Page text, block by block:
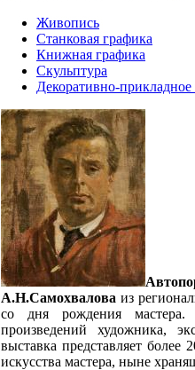
Живопись
Станковая графика
Книжная графика
Скульптура
Декоративно-прикладное
А.Н.Самохвалова из
со дня рождения мастера.
произведений художника,
выставка представляет
искусства мастера, ныне